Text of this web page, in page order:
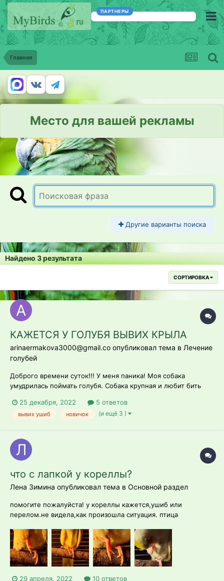
ПАРТНЕРЫ
Главная
Место для вашей рекламы
Другие варианты поиска
Найдено 3 результата
СОРТИРОВКА
КАЖЕТСЯ У ГОЛУБЯ ВЫВИХ КРЫЛА
arinaermakova3000@gmail.co опубликовал тема в Лечение
голубей
Доброго времени суток!!! У меня паника! Моя собака
умудрилась поймать голубя. Собака крупная и любит бить
замирал на одном месте. В остальном думаю норм. Левое
крыло как будто немного торчит в левый бок. Когда
25 декабря, 2022 5 ответов
вывих ушиб новичок (и ещё 3 )
что с лапкой у кореллы?
Лена Зимина опубликовал тема в Основной раздел
помогите пожалуйста! у кореллы кажется,ушиб или
перелом.не видела,как произошла ситуация. птица
может долететь,падает.так же лапка горячая и опухшая
29 апреля, 2022 10 ответов